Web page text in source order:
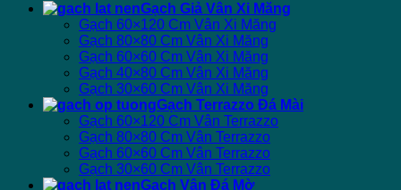
Gạch Giả Vân Xi Măng
Gạch 60×120 Cm Vân Xi Măng
Gạch 80×80 Cm Vân Xi Măng
Gạch 60×60 Cm Vân Xi Măng
Gạch 40×80 Cm Vân Xi Măng
Gạch 30×60 Cm Vân Xi Măng
Gạch Terrazzo Đá Mài
Gạch 60×120 Cm Vân Terrazzo
Gạch 80×80 Cm Vân Terrazzo
Gạch 60×60 Cm Vân Terrazzo
Gạch 30×60 Cm Vân Terrazzo
Gạch Vân Đá Mờ